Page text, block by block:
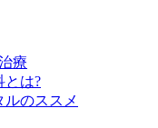
療
とは?
のススメ